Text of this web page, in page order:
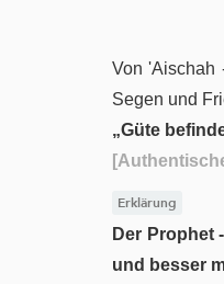
Von 'Aischah
Segen und
„Güte
Erklärung
Der Prophet
und besser